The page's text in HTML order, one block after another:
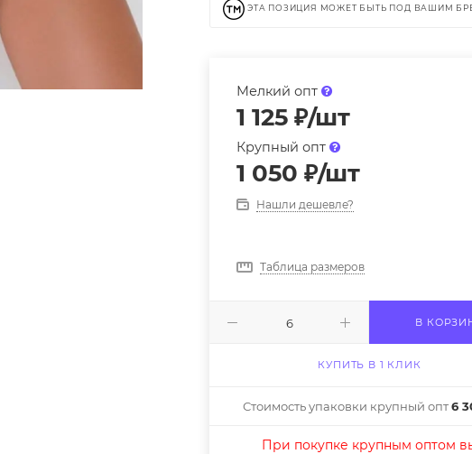
ЭТА ПОЗИЦИЯ МОЖЕТ БЫТЬ ПОД ВАШИМ
Мелкий опт
1 125 ₽/шт
Крупный опт
1 050 ₽/шт
Нашли дешевле?
Таблица размеров
В
КУПИТЬ В 1 КЛИК
Стоимость упаковки крупный опт6
При покупке крупным оптом